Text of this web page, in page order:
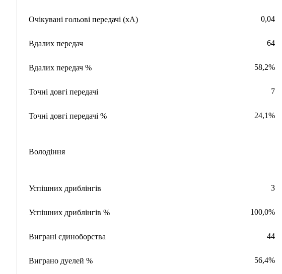
Очікувані гольові передачі (xA) 0,04
Вдалих передач 64
Вдалих передач % 58,2%
Точні довгі передачі 7
Точні довгі передачі % 24,1%
Володіння
Успішних дриблінгів 3
Успішних дриблінгів % 100,0%
Виграні єдиноборства 44
Виграно дуелей % 56,4%